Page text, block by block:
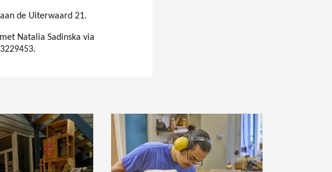
de Uiterwaard 21.
Natalia Sadinska via